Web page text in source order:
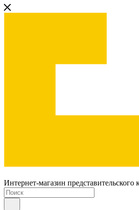
Интернет-магазин представительского